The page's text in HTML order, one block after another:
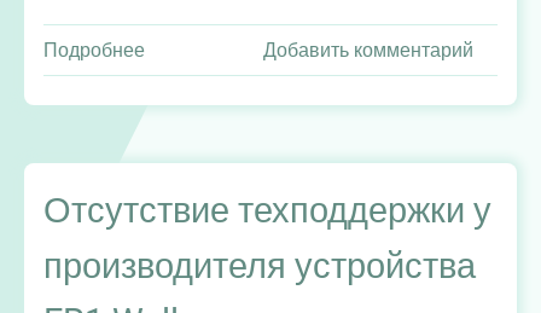
Подробнее
Как
инициатива
запрете
«обвинительной
информации»
показывает
ценность
Добавить комментарий
Отсутствие техподдержки у
производителя устройства